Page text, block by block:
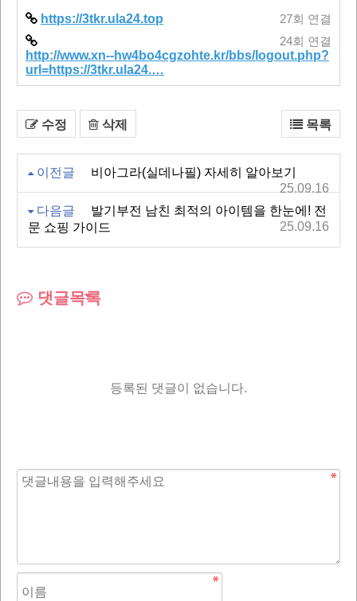
https://3tkr.ula24.top 27회 연결
http://www.xn--hw4bo4cgzohte.kr/bbs/logout.php?
url=https://3tkr.ula24.…
24회 연결
수정 삭제 목록
이전글
비아그라(실데나필) 자세히 알아보기
25.09.16
다음글
발기부전 남친 최적의 아이템을 한눈에! 전
문 쇼핑 가이드
25.09.16
댓글목록
등록된 댓글이 없습니다.